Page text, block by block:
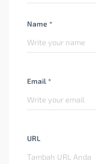
Name *
Email *
URL